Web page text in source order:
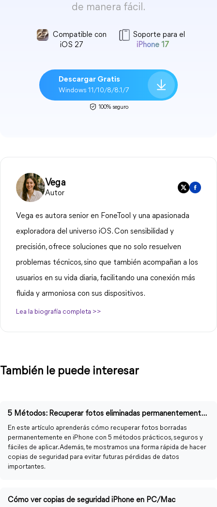
de manera fácil.
Compatible con
iOS 27
Soporte para el
iPhone 17
Descargar Gratis
Windows 11/10/8/8.1/7
100% seguro
Vega
Autor
Vega es autora senior en FoneTool y una apasionada
exploradora del universo iOS. Con sensibilidad y
precisión, ofrece soluciones que no solo resuelven
problemas técnicos, sino que también acompañan a los
usuarios en su vida diaria, facilitando una conexión más
fluida y armoniosa con sus dispositivos.
Lea la biografía completa >>
También le puede interesar
5 Métodos: Recuperar fotos eliminadas permanentemente iPhone
En este artículo aprenderás cómo recuperar fotos borradas
permanentemente en iPhone con 5 métodos prácticos, seguros y
fáciles de aplicar. Además, te mostramos una forma rápida de hacer
copias de seguridad para evitar futuras pérdidas de datos
importantes.
Cómo ver copias de seguridad iPhone en PC/Mac